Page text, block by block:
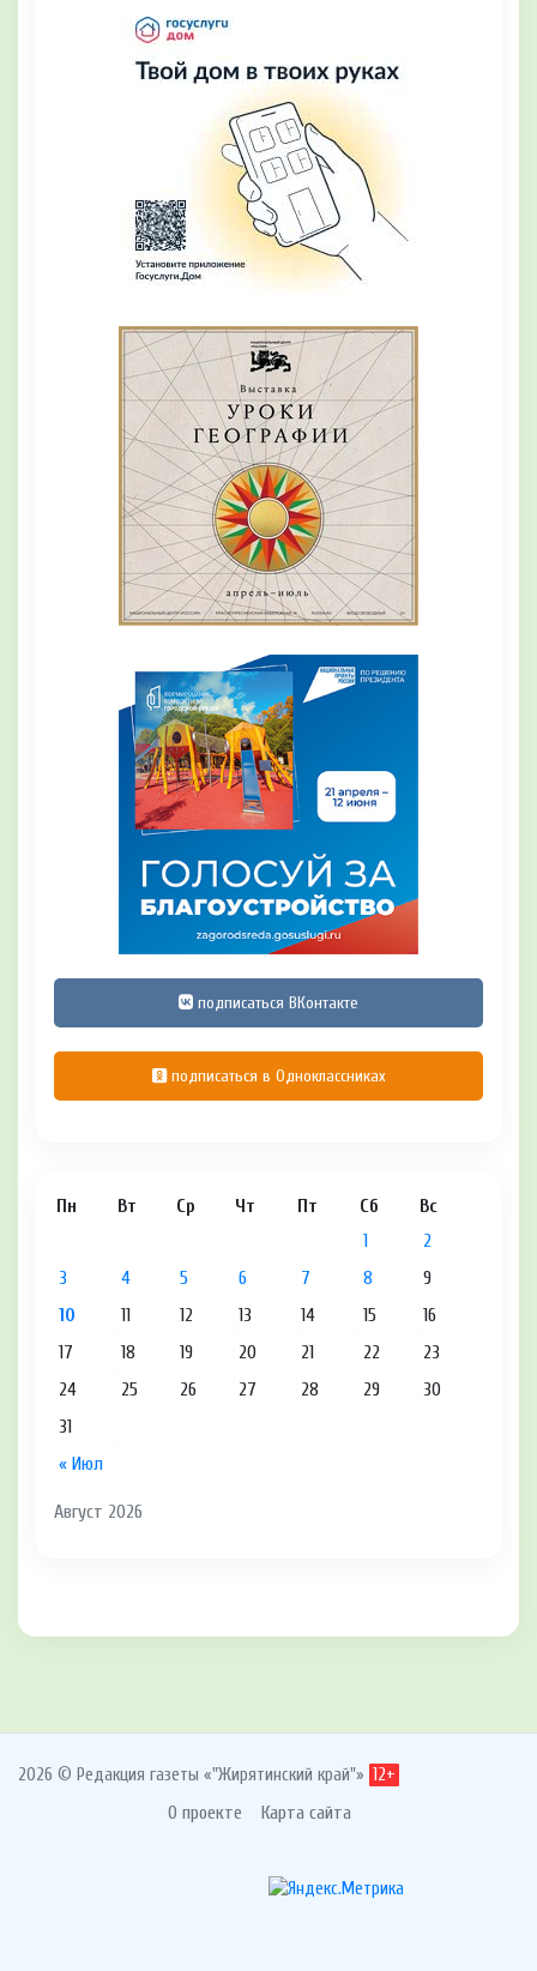
подписаться ВКонтакте
подписаться в Одноклассниках
Август 2026
Пн Вт Ср Чт Пт Сб Вс
« Июл
1
2
3
4 5 6 7 8
9
10
11 12 13 14 15
16
17
18 19 20 21 22
23
24
25 26 27 28 29
30
31
2026 © Редакция газеты «"Жирятинский край"» 12+
О проекте Карта сайта